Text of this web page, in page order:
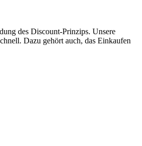
des Discount-Prinzips. Unsere
Dazu gehört auch, das Einkaufen